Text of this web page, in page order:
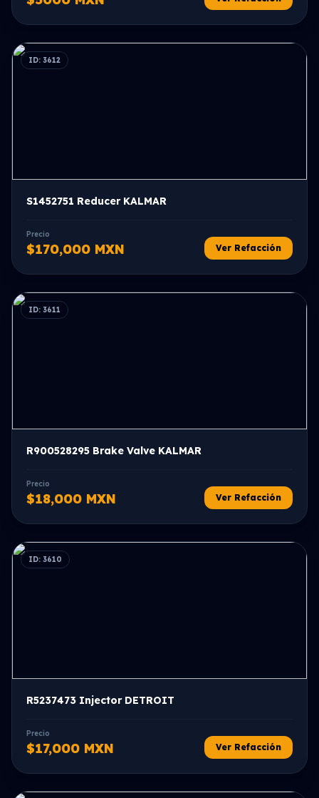
ID: 3612
S1452751 Reducer KALMAR
Precio
$170,000 MXN Ver Refacción
ID: 3611
R900528295 Brake Valve KALMAR
Precio
$18,000 MXN Ver Refacción
ID: 3610
R5237473 Injector DETROIT
Precio
$17,000 MXN Ver Refacción